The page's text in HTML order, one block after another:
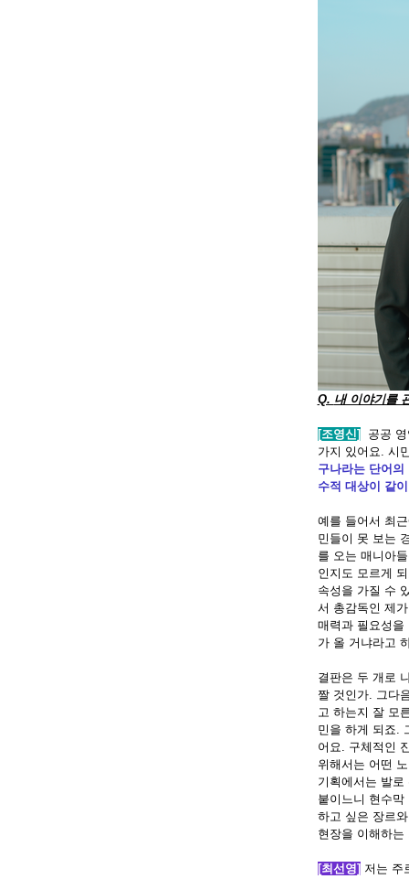
Q. 내 이야기를
[조영신]
공공
가지 있어요. 시
구나라는 단어의
수적 대상이 같
예를 들어서 최
민들이 못 보는
를 오는 매니아
인지도 모르게
속성을 가질 수
서 총감독인 제
매력과 필요성을
가 올 거냐라고
결판은 두 개로
짤 것인가. 그다
고 하는지 잘 모
민을 하게 되죠.
어요. 구체적인
위해서는 어떤
기획에서는 발
붙이느니 현수
하고 싶은 장르
현장을 이해하
[최선영] 저는 주